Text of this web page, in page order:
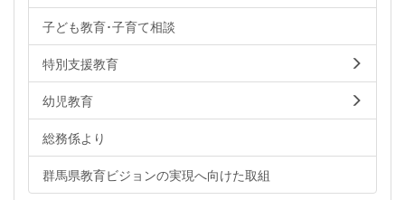
子ども教育･子育て相談
特別支援教育
幼児教育
総務係より
群馬県教育ビジョンの実現へ向けた取組